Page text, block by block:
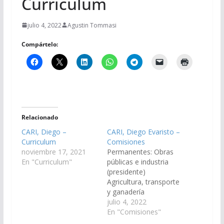
julio 4, 2022 Agustin Tommasi
Compártelo:
Relacionado
CARI, Diego –
Curriculum
noviembre 17, 2021
En "Curriculum"
CARI, Diego Evaristo –
Comisiones
Permanentes: Obras
públicas e industria
(presidente)
Agricultura, transporte
y ganadería
julio 4, 2022
En "Comisiones"